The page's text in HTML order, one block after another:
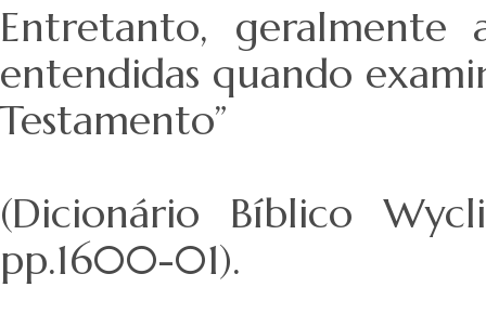
Entretanto, geralmente
entendidas quando
Testamento”
(Dicionário Bíblico
pp.1600-01).